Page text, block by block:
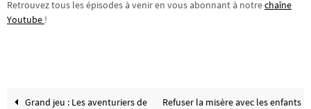
Retrouvez tous les épisodes à venir en vous abonnant à notrechaîne
Youtube !
Grand jeu : Les aventuriers de
Refuser la misère avec les enfants